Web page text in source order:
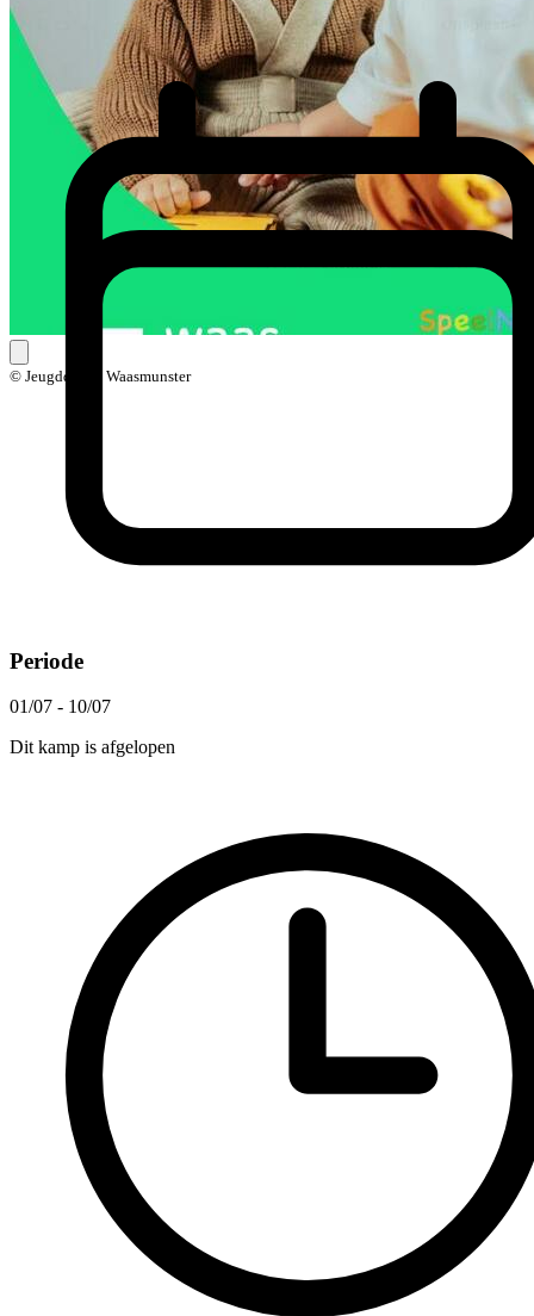
© Jeugddienst Waasmunster
Periode
01/07 - 10/07
Dit kamp is afgelopen